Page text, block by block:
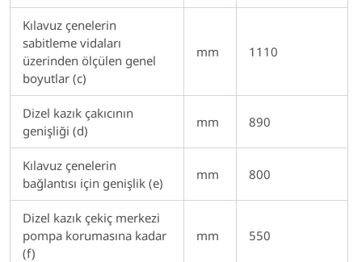
Kılavuz çenelerin
sabitleme vidaları
üzerinden ölçülen genel
boyutlar (c)
mm 1110
Dizel kazık çakıcının
genişliği (d)
mm 890
Kılavuz çenelerin
bağlantısı için genişlik (e)
mm 800
Dizel kazık çekiç merkezi
pompa korumasına kadar
(f)
mm 550